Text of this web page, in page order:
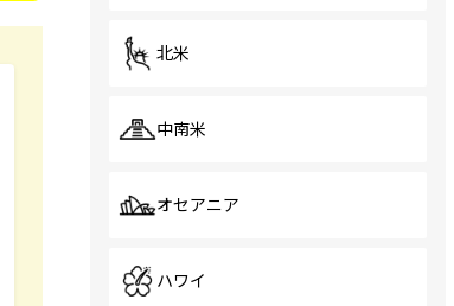
北米
中南米
オセアニア
ハワイ